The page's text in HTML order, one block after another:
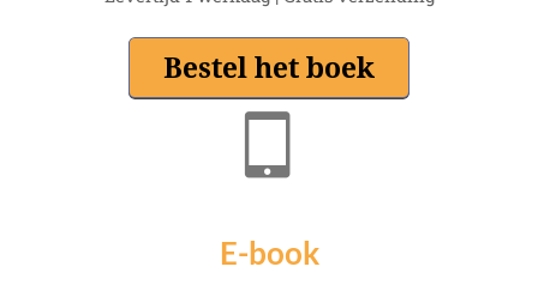
E-book